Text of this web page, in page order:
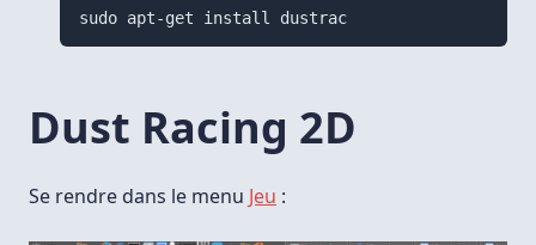
sudo apt-get install dustrac
Dust Racing 2D
Se rendre dans le menu Jeu :